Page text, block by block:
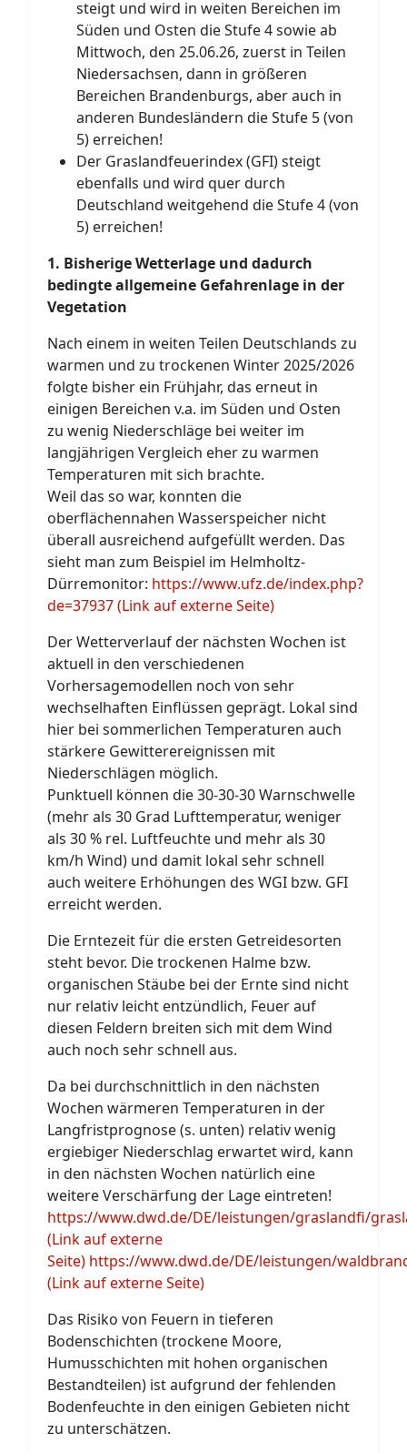
steigt und wird in weiten Bereichen im
Süden und Osten die Stufe 4 sowie ab
Mittwoch, den 25.06.26, zuerst in Teilen
Niedersachsen, dann in größeren
Bereichen Brandenburgs, aber auch in
anderen Bundesländern die Stufe 5 (von
5) erreichen!
Der Graslandfeuerindex (GFI) steigt
ebenfalls und wird quer durch
Deutschland weitgehend die Stufe 4 (von
5) erreichen!
1. Bisherige Wetterlage und dadurch
bedingte allgemeine Gefahrenlage in der
Vegetation
Nach einem in weiten Teilen Deutschlands zu
warmen und zu trockenen Winter 2025/2026
folgte bisher ein Frühjahr, das erneut in
einigen Bereichen v.a. im Süden und Osten
zu wenig Niederschläge bei weiter im
langjährigen Vergleich eher zu warmen
Temperaturen mit sich brachte.
Weil das so war, konnten die
oberflächennahen Wasserspeicher nicht
überall ausreichend aufgefüllt werden. Das
sieht man zum Beispiel im Helmholtz-
Dürremonitor: https://www.ufz.de/index.php?
de=37937 (Link auf externe Seite)
Der Wetterverlauf der nächsten Wochen ist
aktuell in den verschiedenen
Vorhersagemodellen noch von sehr
wechselhaften Einflüssen geprägt. Lokal sind
hier bei sommerlichen Temperaturen auch
stärkere Gewitterereignissen mit
Niederschlägen möglich.
Punktuell können die 30-30-30 Warnschwelle
(mehr als 30 Grad Lufttemperatur, weniger
als 30 % rel. Luftfeuchte und mehr als 30
km/h Wind) und damit lokal sehr schnell
auch weitere Erhöhungen des WGI bzw. GFI
erreicht werden.
Die Erntezeit für die ersten Getreidesorten
steht bevor. Die trockenen Halme bzw.
organischen Stäube bei der Ernte sind nicht
nur relativ leicht entzündlich, Feuer auf
diesen Feldern breiten sich mit dem Wind
auch noch sehr schnell aus.
Da bei durchschnittlich in den nächsten
Wochen wärmeren Temperaturen in der
Langfristprognose (s. unten) relativ wenig
ergiebiger Niederschlag erwartet wird, kann
in den nächsten Wochen natürlich eine
weitere Verschärfung der Lage eintreten!
https://www.dwd.de/DE/leistungen/graslandfi/
(Link auf externe
Seite) https://www.dwd.de/DE/leistungen/
(Link auf externe Seite)
Das Risiko von Feuern in tieferen
Bodenschichten (trockene Moore,
Humusschichten mit hohen organischen
Bestandteilen) ist aufgrund der fehlenden
Bodenfeuchte in den einigen Gebieten nicht
zu unterschätzen.